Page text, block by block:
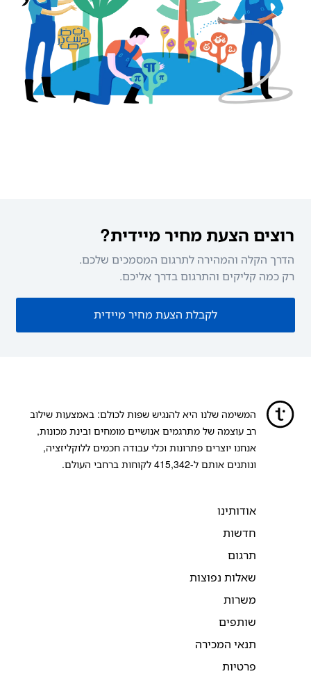
רוצים הצעת מחיר מיידית?
הדרך הקלה והמהירה לתרגום המסמכים שלכם.
רק כמה קליקים והתרגום בדרך אליכם.
לקבלת הצעת מחיר מיידית
המשימה שלנו היא להנגיש שפות לכולם: באמצעות שילוב
רב עוצמה של מתרגמים אנושיים מומחים ובינת מכונות,
אנחנו יוצרים פתרונות וכלי עבודה חכמים ללוקליזציה,
ונותנים אותם ל-415,342 לקוחות ברחבי העולם.
אודותינו
חדשות
תרגום
שאלות נפוצות
משרות
שותפים
תנאי המכירה
פרטיות